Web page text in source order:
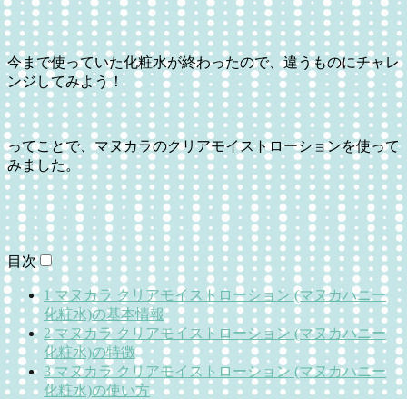
今まで使っていた化粧水が終わったので、違うものにチャレ
ンジしてみよう！
ってことで、マヌカラのクリアモイストローションを使って
みました。
目次
1マヌカラ クリアモイストローション (マヌカハニー
化粧水)の基本情報
2マヌカラ クリアモイストローション (マヌカハニー
化粧水)の特徴
3マヌカラ クリアモイストローション (マヌカハニー
化粧水)の使い方